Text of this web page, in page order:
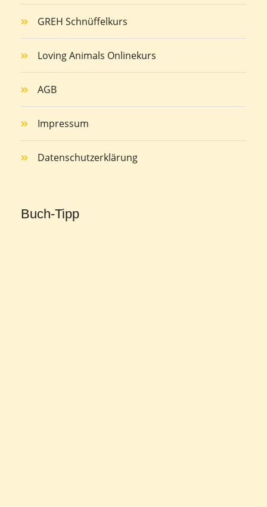
GREH Schnüffelkurs
Loving Animals Onlinekurs
AGB
Impressum
Datenschutzerklärung
Buch-Tipp